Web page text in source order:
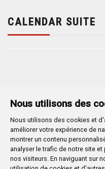
Nous utilisons des
Nous utilisons des cookies et
améliorer votre expérience de
montrer un contenu
analyser le trafic de notre site
nos visiteurs. En naviguant sur
CALENDAR SUITE
Plaza
947 288
CONTACTO | AVISOS,
CANAL DE DENUNCIAS